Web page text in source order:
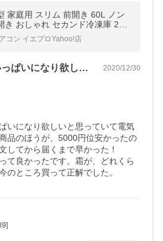
家庭用 スリム 前開き 60L ノン
き おしゃれ セカンド冷凍庫 2台
6B-W ・B ホワイト ブラッ
オーヤマ
コン イエプロYahoo!店
いつも冷凍庫が、いっぱいになり欲しいと… 2020/12/30
いになり欲しいと思っていて電気
品のほうが、5000円位安かったの
してから届くまで早かった！
て良かったです。霜が、どれくら
のところ買って正解でした。